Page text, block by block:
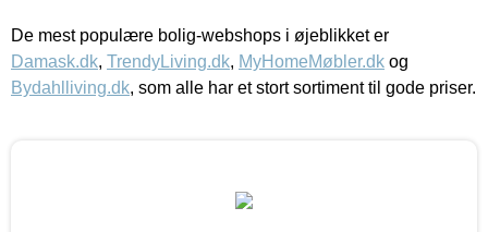
De mest populære bolig-webshops i øjeblikket er
Damask.dk, TrendyLiving.dk, MyHomeMøbler.dk og
Bydahlliving.dk, som alle har et stort sortiment til gode priser.